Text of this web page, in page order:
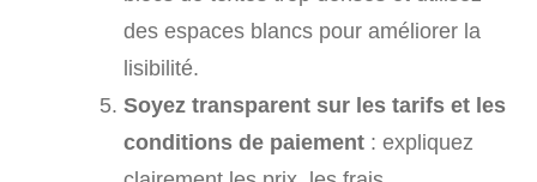
des espaces blancs pour améliorer la
lisibilité.
Soyez transparent sur les tarifs et les
conditions de paiement : expliquez